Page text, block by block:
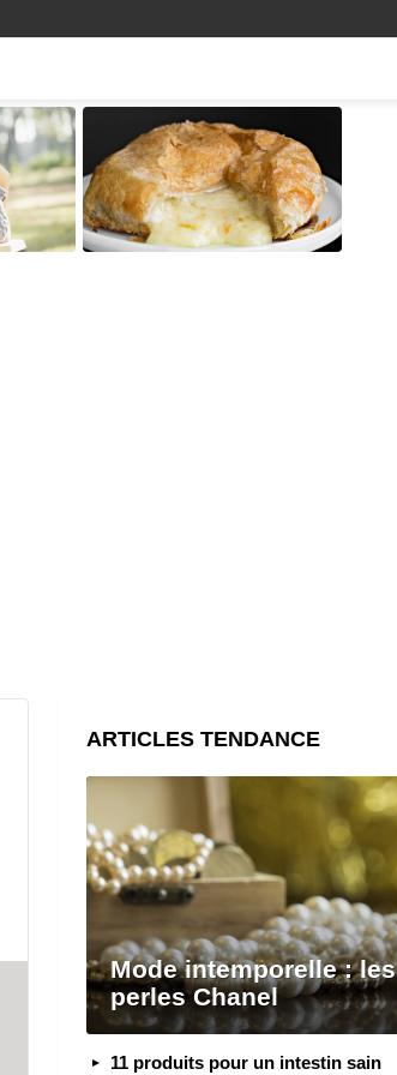
ARTICLES TENDANCE
Mode intemporelle : les
perles Chanel
11 produits pour un intestin sain